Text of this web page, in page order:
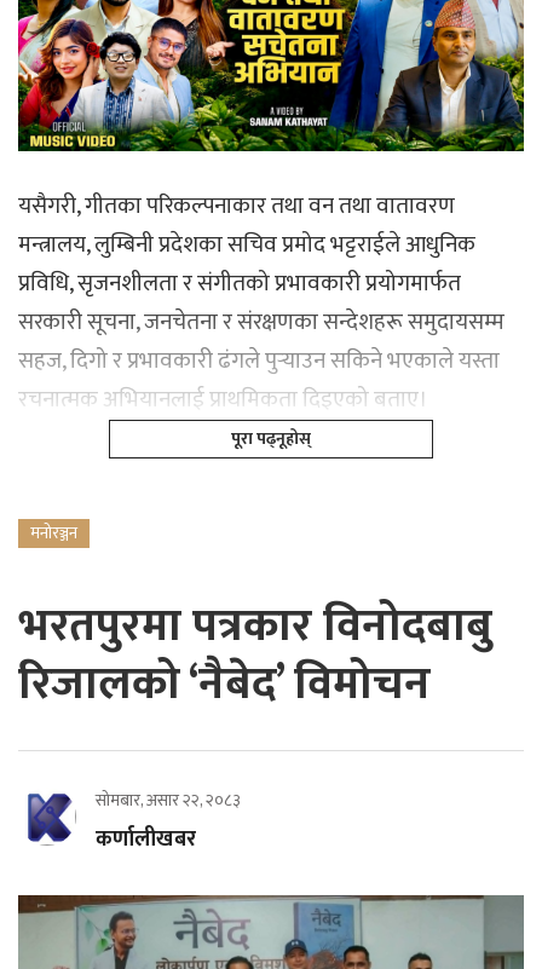
यसैगरी, गीतका परिकल्पनाकार तथा वन तथा वातावरण
मन्त्रालय, लुम्बिनी प्रदेशका सचिव प्रमोद भट्टराईले आधुनिक
प्रविधि, सृजनशीलता र संगीतको प्रभावकारी प्रयोगमार्फत
सरकारी सूचना, जनचेतना र संरक्षणका सन्देशहरू समुदायसम्म
सहज, दिगो र प्रभावकारी ढंगले पुर्‍याउन सकिने भएकाले यस्ता
रचनात्मक अभियानलाई प्राथमिकता दिइएको बताए।
पूरा पढ्नूहोस्
मनोरञ्जन
भरतपुरमा पत्रकार विनोदबाबु
रिजालको ‘नैबेद’ विमोचन
सोमबार, असार २२, २०८३
कर्णालीखबर